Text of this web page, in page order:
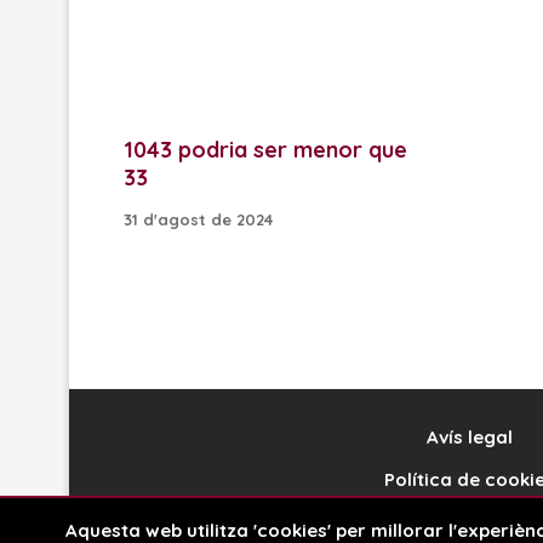
1043 podria ser menor que
33
31 d'agost de 2024
Avís legal
Política de
Disseny web
Aquesta web utilitza 'cookies' per millorar